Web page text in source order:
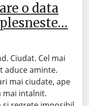
o data
Ciudat. Cel mai
aduce aminte.
mai ciudate, ape
mai intalnit.